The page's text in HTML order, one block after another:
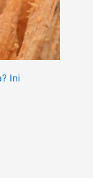
Ini